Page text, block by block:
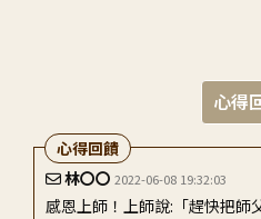
心得
林〇〇 2022-06-08 19:32:03
感恩上師！上師說:「趕快把師
心得回饋